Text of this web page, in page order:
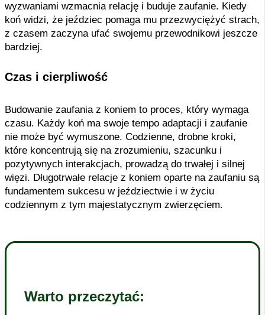
wyzwaniami wzmacnia relację i buduje zaufanie. Kiedy
koń widzi, że jeździec pomaga mu przezwyciężyć strach,
z czasem zaczyna ufać swojemu przewodnikowi jeszcze
bardziej.
Czas i cierpliwość
Budowanie zaufania z koniem to proces, który wymaga
czasu. Każdy koń ma swoje tempo adaptacji i zaufanie
nie może być wymuszone. Codzienne, drobne kroki,
które koncentrują się na zrozumieniu, szacunku i
pozytywnych interakcjach, prowadzą do trwałej i silnej
więzi. Długotrwałe relacje z koniem oparte na zaufaniu są
fundamentem sukcesu w jeździectwie i w życiu
codziennym z tym majestatycznym zwierzęciem.
Warto przeczytać: